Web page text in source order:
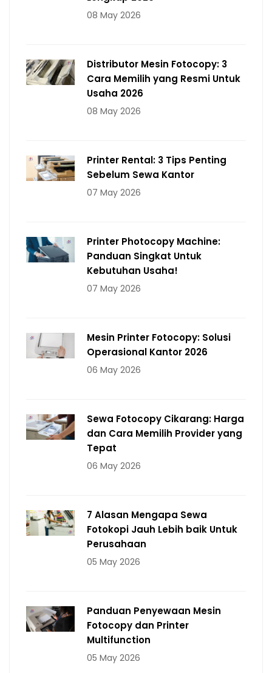
08 May 2026
Distributor Mesin Fotocopy: 3
Cara Memilih yang Resmi Untuk
Usaha 2026
08 May 2026
Printer Rental: 3 Tips Penting
Sebelum Sewa Kantor
07 May 2026
Printer Photocopy Machine:
Panduan Singkat Untuk
Kebutuhan Usaha!
07 May 2026
Mesin Printer Fotocopy: Solusi
Operasional Kantor 2026
06 May 2026
Sewa Fotocopy Cikarang: Harga
dan Cara Memilih Provider yang
Tepat
06 May 2026
7 Alasan Mengapa Sewa
Fotokopi Jauh Lebih baik Untuk
Perusahaan
05 May 2026
Panduan Penyewaan Mesin
Fotocopy dan Printer
Multifunction
05 May 2026